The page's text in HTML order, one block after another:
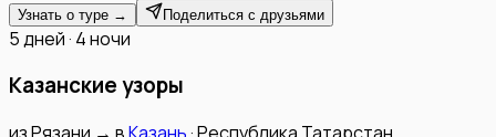
Узнать о туре → Поделиться с друзьями
5 дней · 4 ночи
Казанские узоры